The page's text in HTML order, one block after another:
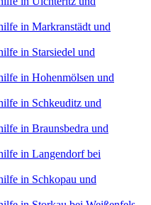
in Markranstädt und
in Starsiedel und
in Hohenmölsen und
in Schkeuditz und
in Braunsbedra und
in Langendorf bei
in Schkopau und